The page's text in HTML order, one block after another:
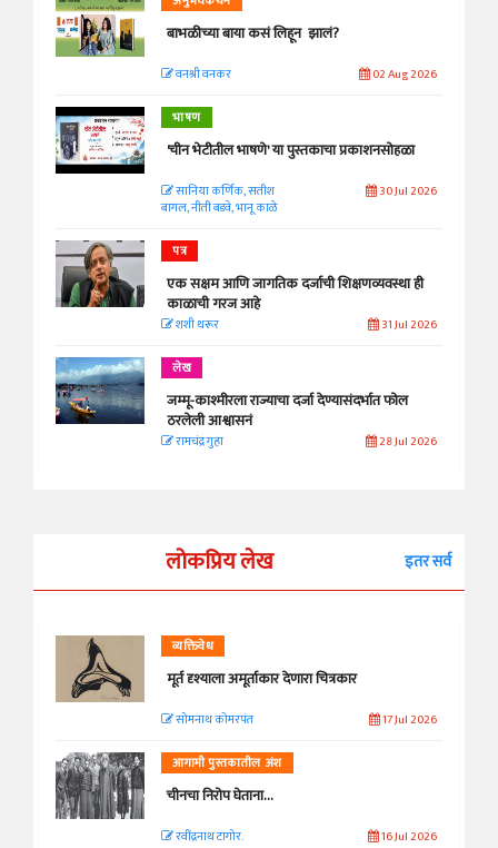
बाभळीच्या बाया कसं लिहून झालं?
वनश्री वनकर 02 Aug 2026
भाषण
'चीन भेटीतील भाषणे' या पुस्तकाचा प्रकाशनसोहळा
सानिया कर्णिक, सतीश
बागल, नीती बडवे, भानू काळे
30 Jul 2026
पत्र
एक सक्षम आणि जागतिक दर्जाची शिक्षणव्यवस्था ही
काळाची गरज आहे
शशी थरूर 31 Jul 2026
लेख
जम्मू-काश्मीरला राज्याचा दर्जा देण्यासंदर्भात फोल
ठरलेली आश्वासनं
रामचंद्र गुहा 28 Jul 2026
लोकप्रिय लेख इतर सर्व
व्यक्तिवेध
मूर्त दृश्याला अमूर्ताकार देणारा चित्रकार
सोमनाथ कोमरपंत 17 Jul 2026
आगामी पुस्तकातील अंश
चीनचा निरोप घेताना...
रवींद्रनाथ टागोर. 16 Jul 2026